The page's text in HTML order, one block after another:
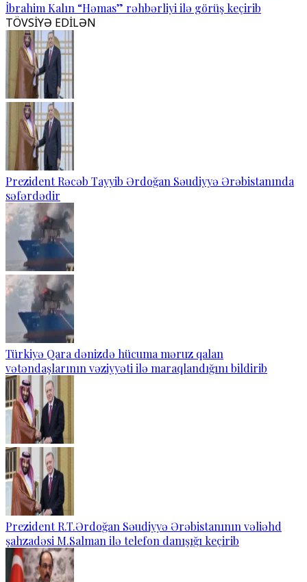
İbrahim Kalın “Həmas” rəhbərliyi ilə görüş keçirib
TÖVSİYƏ EDİLƏN
Prezident Rəcəb Tayyib Ərdoğan Səudiyyə Ərəbistanında
səfərdədir
Türkiyə Qara dənizdə hücuma məruz qalan
vətəndaşlarının vəziyyəti ilə maraqlandığını bildirib
Prezident R.T.Ərdoğan Səudiyyə Ərəbistanının vəliəhd
şahzadəsi M.Salman ilə telefon danışığı keçirib